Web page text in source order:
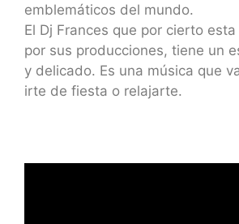
emblemáticos del mundo.
El Dj Frances que por cierto
por sus producciones, tiene un
y delicado. Es una música que
irte de fiesta o relajarte.